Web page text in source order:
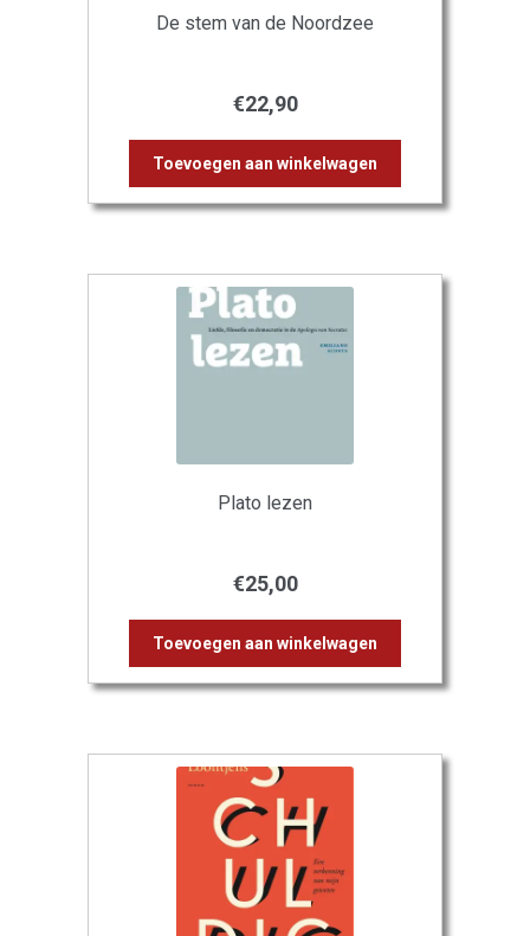
De stem van de Noordzee
€22,90
Toevoegen aan winkelwagen
Plato lezen
€25,00
Toevoegen aan winkelwagen